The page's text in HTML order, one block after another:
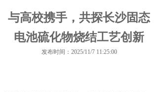
与高校携手，共探长沙固态
电池硫化物烧结工艺创新
发布时间：2025/11/7 11:25:00